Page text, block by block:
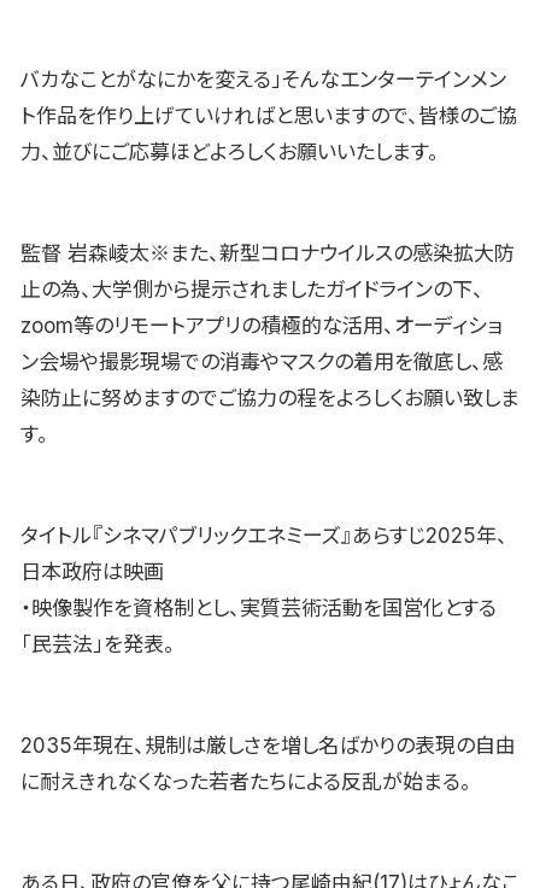
バカなことがなにかを変える」そんなエンターテインメン
ト作品を作り上げていければと思いますので、皆様のご協
力、並びにご応募ほどよろしくお願いいたします。
監督 岩森崚太※また、新型コロナウイルスの感染拡大防
止の為、大学側から提示されましたガイドラインの下、
zoom等のリモートアプリの積極的な活用、オーディショ
ン会場や撮影現場での消毒やマスクの着用を徹底し、感
染防止に努めますのでご協力の程をよろしくお願い致しま
す。
タイトル『シネマパブリックエネミーズ』あらすじ2025年、
日本政府は映画
・映像製作を資格制とし、実質芸術活動を国営化とする
「民芸法」を発表。
2035年現在、規制は厳しさを増し名ばかりの表現の自由
に耐えきれなくなった若者たちによる反乱が始まる。
ある日、政府の官僚を父に持つ尾崎由紀(17)はひょんなこ